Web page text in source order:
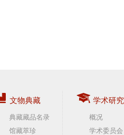
文物典藏
典藏藏品名录
馆藏萃珍
学术研究
概况
学术委员会